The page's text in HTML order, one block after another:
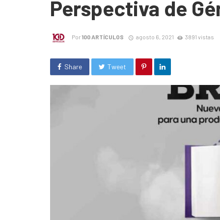
Perspectiva de
Por100 ARTÍCULOS agosto 6, 2021 3891 vistas
Share Tweet